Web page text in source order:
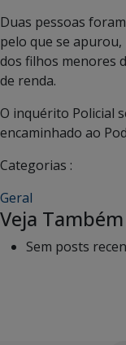
Duas pessoas
pelo que se apurou,
dos filhos menores
de renda.
O inquérito Policial
encaminhado ao
Categorias :
Geral
Veja Também
Sem posts